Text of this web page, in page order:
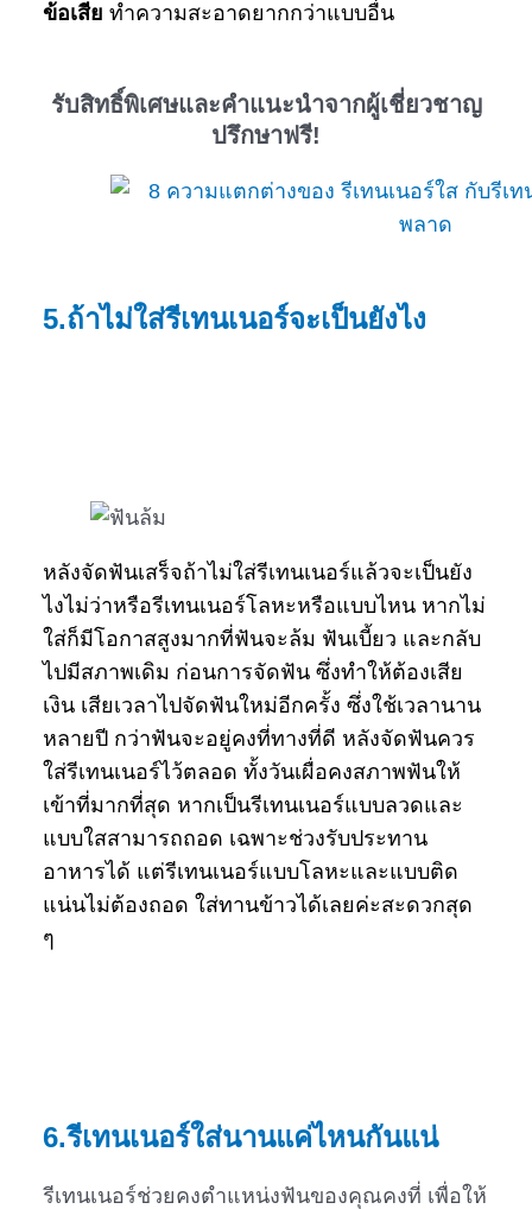
ข้อเสีย ทำความสะอาดยากกว่าแบบอื่น
รับสิทธิ์พิเศษและคำแนะนำจากผู้เชี่ยวชาญ
ปรึกษาฟรี!
5.ถ้าไม่ใส่รีเทนเนอร์จะเป็นยังไง
หลังจัดฟันเสร็จถ้าไม่ใส่รีเทนเนอร์แล้วจะเป็นยัง
ไงไม่ว่าหรือรีเทนเนอร์โลหะหรือแบบไหน หากไม่
ใส่ก็มีโอกาสสูงมากที่ฟันจะล้ม ฟันเบี้ยว และกลับ
ไปมีสภาพเดิม ก่อนการจัดฟัน ซึ่งทำให้ต้องเสีย
เงิน เสียเวลาไปจัดฟันใหม่อีกครั้ง ซึ่งใช้เวลานาน
หลายปี กว่าฟันจะอยู่คงที่ทางที่ดี หลังจัดฟันควร
ใส่รีเทนเนอร์ไว้ตลอด ทั้งวันเผื่อคงสภาพฟันให้
เข้าที่มากที่สุด หากเป็นรีเทนเนอร์แบบลวดและ
แบบใสสามารถถอด เฉพาะช่วงรับประทาน
อาหารได้ แต่รีเทนเนอร์แบบโลหะและแบบติด
แน่นไม่ต้องถอด ใส่ทานข้าวได้เลยค่ะสะดวกสุด
ๆ
6.รีเทนเนอร์ใส่นานแค่ไหนกันแน่
รีเทนเนอร์ช่วยคงตำแหน่งฟันของคุณคงที่ เพื่อให้